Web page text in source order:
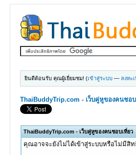
ยินดีต้อนรับ คุณผู้เยี่ยมชม! (เข้าสู่ระบบ — ลงทะ
ThaiBuddyTrip.com - เว็บคู่หูของคนชอบ
ThaiBuddyTrip.com - เว็บคู่หูของคนชอบเที่ยว
คุณอาจจะยังไม่ได้เข้าสู่ระบบหรือไม่มีสิ